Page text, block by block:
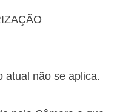
atual não se aplica.